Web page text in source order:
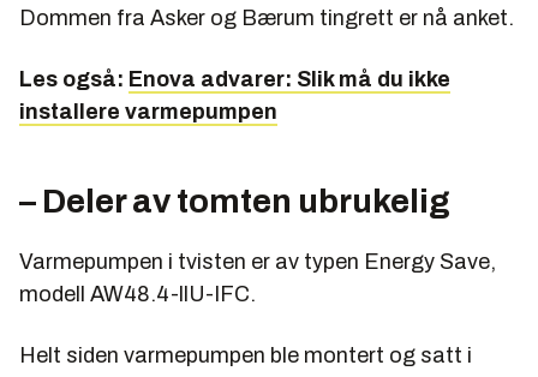
Dommen fra Asker og Bærum tingrett er nå anket.
Les også: Enova advarer: Slik må du ikke
installere varmepumpen
– Deler av tomten ubrukelig
Varmepumpen i tvisten er av typen Energy Save,
modell AW48.4-llU-IFC.
Helt siden varmepumpen ble montert og satt i